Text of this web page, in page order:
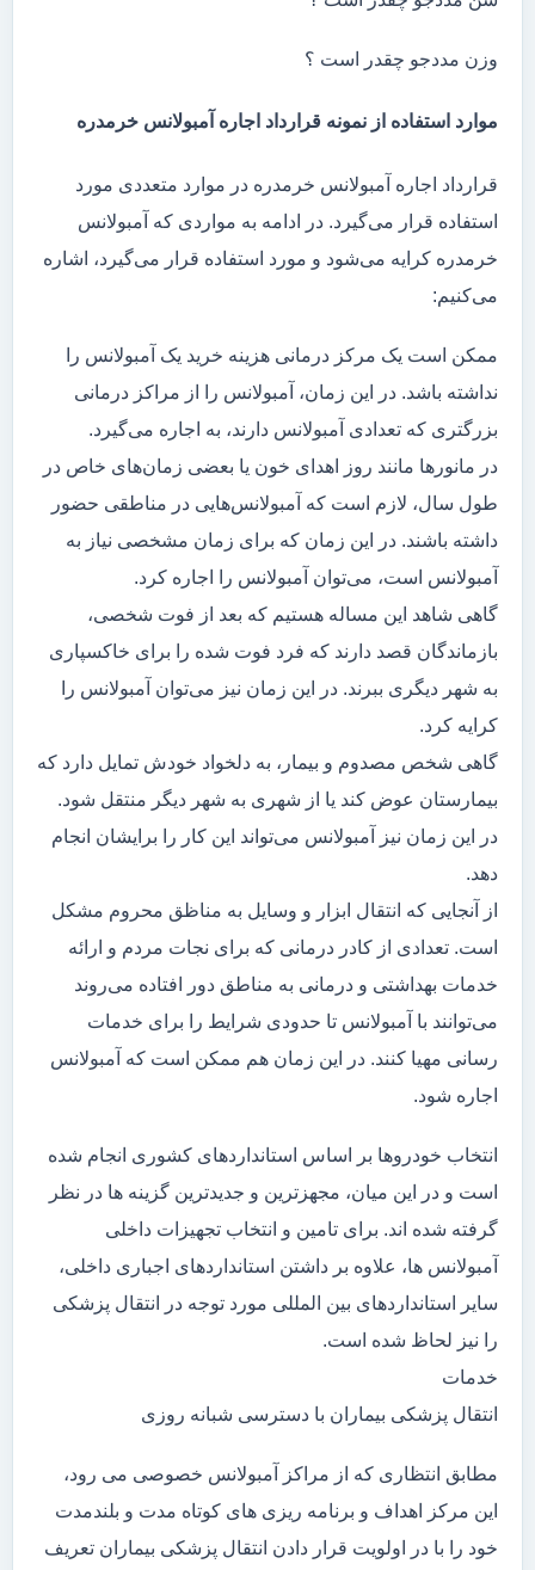
وزن مددجو چقدر است ؟
موارد استفاده از نمونه قرارداد اجاره آمبولانس خرمدره
قرارداد اجاره آمبولانس خرمدره در موارد متعددی مورد
استفاده قرار می‌گیرد. در ادامه به مواردی که آمبولانس
خرمدره کرایه می‌شود و مورد استفاده قرار می‌گیرد، اشاره
می‌کنیم:
ممکن است یک مرکز درمانی هزینه خرید یک آمبولانس را
نداشته باشد. در این زمان، آمبولانس را از مراکز درمانی
بزرگتری که تعدادی آمبولانس دارند، به اجاره می‌گیرد.
در مانور‌ها مانند روز اهدای خون یا بعضی زمان‌های خاص در
طول سال، لازم است که آمبولانس‌هایی در مناطقی حضور
داشته باشند. در این زمان که برای زمان مشخصی نیاز به
آمبولانس است، می‌توان آمبولانس را اجاره کرد.
گاهی شاهد این مساله هستیم که بعد از فوت شخصی،
بازماندگان قصد دارند که فرد فوت شده را برای خاکسپاری
به شهر دیگری ببرند. در این زمان نیز می‌توان آمبولانس را
کرایه کرد.
گاهی شخص مصدوم و بیمار، به دلخواد خودش تمایل دارد که
بیمارستان عوض کند یا از شهری به شهر دیگر منتقل شود.
در این زمان نیز آمبولانس می‌تواند این کار را برایشان انجام
دهد.
از آنجایی که انتقال ابزار و وسایل به مناظق محروم مشکل
است. تعدادی از کادر درمانی که برای نجات مردم و ارائه
خدمات بهداشتی و درمانی به مناطق دور افتاده می‌روند
می‌توانند با آمبولانس تا حدودی شرایط را برای خدمات
رسانی مهیا کنند. در این زمان هم ممکن است که آمبولانس
اجاره شود.
انتخاب خودروها بر اساس استانداردهای کشوری انجام شده
است و در این میان، مجهزترین و جدیدترین گزینه ها در نظر
گرفته شده اند. برای تامین و انتخاب تجهیزات داخلی
آمبولانس ها، علاوه بر داشتن استانداردهای اجباری داخلی،
سایر استانداردهای بین المللی مورد توجه در انتقال پزشکی
را نیز لحاظ شده است.
خدمات
انتقال پزشکی بیماران با دسترسی شبانه روزی
مطابق انتظاری که از مراکز آمبولانس خصوصی می رود،
این مرکز اهداف و برنامه ریزی های کوتاه مدت و بلندمدت
خود را با در اولویت قرار دادن انتقال پزشکی بیماران تعریف